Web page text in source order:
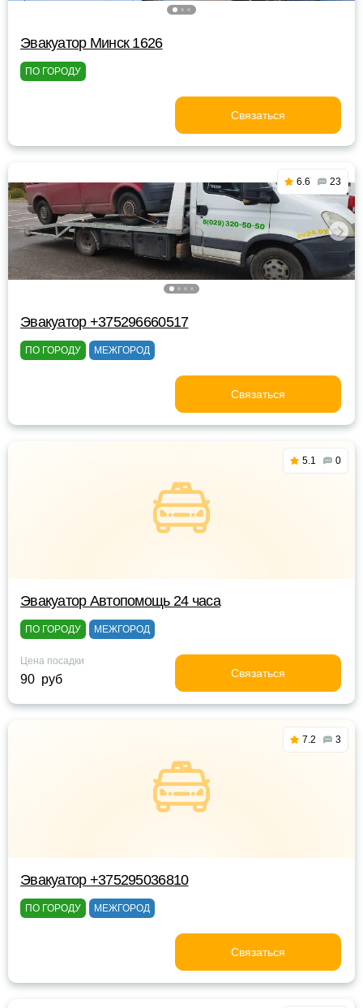
Эвакуатор Минск 1626
ПО ГОРОДУ
Связаться
6.6 23
Эвакуатор +375296660517
ПО ГОРОДУ МЕЖГОРОД
Связаться
5.1 0
Эвакуатор Автопомощь 24 часа
ПО ГОРОДУ МЕЖГОРОД
Цена посадки
90 руб Связаться
7.2 3
Эвакуатор +375295036810
ПО ГОРОДУ МЕЖГОРОД
Связаться